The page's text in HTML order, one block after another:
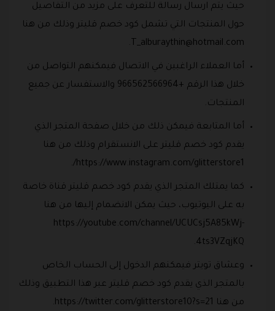
حيث يتم ارسال رسالة للتعرف على مزيد من التفاصيل
حول المنتجات التي تشمل كود خصم قليتر وذلك من هنا
T_alburaythin@hotmail.com
.
أما العملاء الراغبين في الاتصال فيمكنهم التواصل من
خلال هذا الرقم +966562566964 والاستفسار عن جميع
المنتجات.
أما المتابعة فيمكن ذلك من خلال صفحة المتجر الذي
يقدم كود خصم قليتر على الانستقرام وذلك من هنا
https://www.instagram.com/glitterstore1/.
كما يمتلك المتجر الذي يقدم كود خصم قليتر قناة خاصة
به على اليوتيوب، حيث يمكن الانضمام إليها من هنا
https://youtube.com/channel/UCUCsj5A85kWj-
4ts3VZqjKQ.
وعشاق تويتر فيمكنهم الدخول إلى الحساب الخاص
بالمتجر الذي يقدم كود خصم قليتر عبر هذا التطبيق وذلك
من هنا https://twitter.com/glitterstore10?s=21.